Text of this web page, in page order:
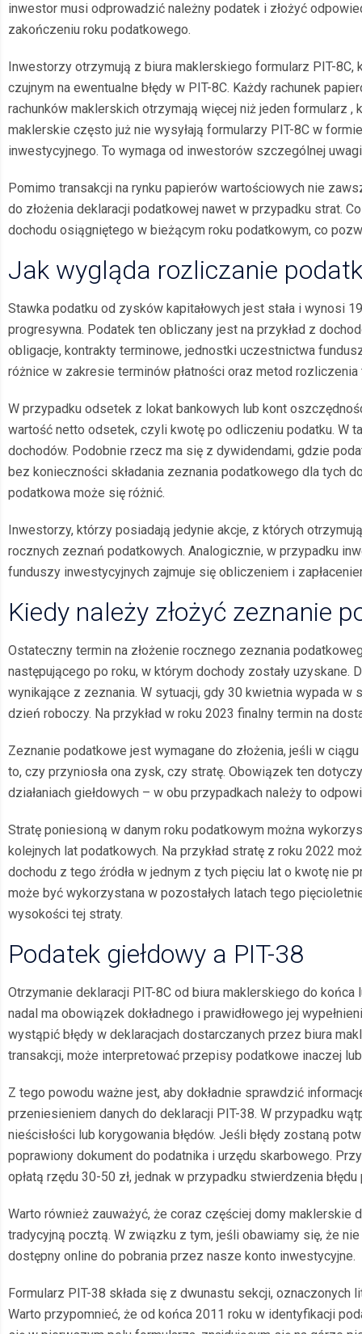
inwestor musi odprowadzić należny podatek i złożyć
zakończeniu roku podatkowego.
Inwestorzy otrzymują z biura maklerskiego formularz PIT-8C,
czujnym na ewentualne błędy w PIT-8C. Każdy rachunek
rachunków maklerskich otrzymają więcej niż jeden formularz
maklerskie często już nie wysyłają formularzy PIT-8C w
inwestycyjnego. To wymaga od inwestorów szczególnej
Pomimo transakcji na rynku papierów wartościowych nie
do złożenia deklaracji podatkowej nawet w przypadku strat.
dochodu osiągniętego w bieżącym roku podatkowym, co
Jak wygląda rozliczanie
Stawka podatku od zysków kapitałowych jest stała i wynosi
progresywna. Podatek ten obliczany jest na przykład z
obligacje, kontrakty terminowe, jednostki uczestnictwa
różnice w zakresie terminów płatności oraz metod rozliczenia
W przypadku odsetek z lokat bankowych lub kont
wartość netto odsetek, czyli kwotę po odliczeniu podatku. W
dochodów. Podobnie rzecz ma się z dywidendami, gdzie
bez konieczności składania zeznania podatkowego dla tych
podatkowa może się różnić.
Inwestorzy, którzy posiadają jedynie akcje, z których
rocznych zeznań podatkowych. Analogicznie, w przypadku
funduszy inwestycyjnych zajmuje się obliczeniem i
Kiedy należy złożyć zeznanie
Ostateczny termin na złożenie rocznego zeznania
następującego po roku, w którym dochody zostały
wynikające z zeznania. W sytuacji, gdy 30 kwietnia wypada
dzień roboczy. Na przykład w roku 2023 finalny termin na
Zeznanie podatkowe jest wymagane do złożenia, jeśli w
to, czy przyniosła ona zysk, czy stratę. Obowiązek ten
działaniach giełdowych – w obu przypadkach należy to
Stratę poniesioną w danym roku podatkowym można
kolejnych lat podatkowych. Na przykład stratę z roku 2022
dochodu z tego źródła w jednym z tych pięciu lat o kwotę nie
może być wykorzystana w pozostałych latach tego
wysokości tej straty.
Podatek giełdowy a PIT-38
Otrzymanie deklaracji PIT-8C od biura maklerskiego do
nadal ma obowiązek dokładnego i prawidłowego jej
wystąpić błędy w deklaracjach dostarczanych przez biura
transakcji, może interpretować przepisy podatkowe inaczej
Z tego powodu ważne jest, aby dokładnie sprawdzić
przeniesieniem danych do deklaracji PIT-38. W przypadku
nieścisłości lub korygowania błędów. Jeśli błędy zostaną
poprawiony dokument do podatnika i urzędu skarbowego.
opłatą rzędu 30-50 zł, jednak w przypadku stwierdzenia
Warto również zauważyć, że coraz częściej domy maklerskie
tradycyjną pocztą. W związku z tym, jeśli obawiamy się, że
dostępny online do pobrania przez nasze konto inwestycyjne.
Formularz PIT-38 składa się z dwunastu sekcji,
Warto przypomnieć, że od końca 2011 roku w identyfikacji